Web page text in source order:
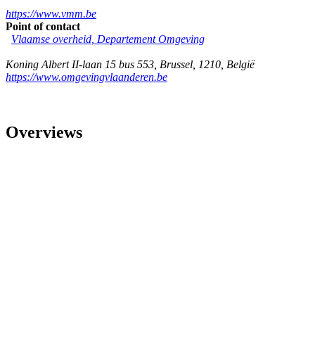
https://www.vmm.be
Point of contact
Vlaamse overheid, Departement Omgeving
Koning Albert II-laan 15 bus 553 Brussel 1210 België
https://www.omgevingvlaanderen.be
Overviews